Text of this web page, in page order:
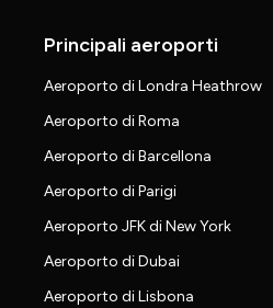
Principali aeroporti
Aeroporto di Londra Heathrow
Aeroporto di Roma
Aeroporto di Barcellona
Aeroporto di Parigi
Aeroporto JFK di New York
Aeroporto di Dubai
Aeroporto di Lisbona